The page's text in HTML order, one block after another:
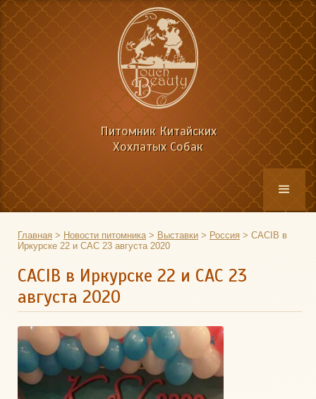
Питомник Китайских
Хохлатых Собак
Главная > Новости питомника> Выставки > Россия > CACIB в
Иркурске 22 и САС 23 августа 2020
CACIB в Иркурске 22 и САС 23
августа 2020